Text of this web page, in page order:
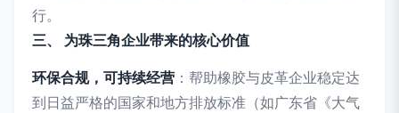
行。
三、 为珠三角企业带来的核心价值
环保合规，可持续经营 ：帮助橡胶与皮革企业稳定达
到日益严格的国家和地方排放标准（如广东省《大气